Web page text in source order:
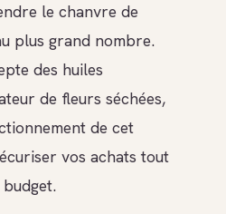
le chanvre de
plus grand nombre.
des huiles
de fleurs séchées,
de cet
vos achats tout